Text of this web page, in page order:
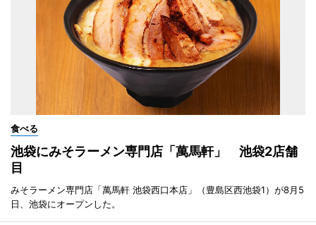
食べる
池袋にみそラーメン専門店「萬馬軒」 池袋2店舗
目
みそラーメン専門店「萬馬軒 池袋西口本店」（豊島区西池袋1）が8月5
日、池袋にオープンした。